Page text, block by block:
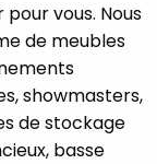
vous. Nous
de meubles
showmasters,
de stockage
basse